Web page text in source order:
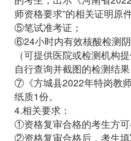
师资格要求”的相关证明原
⑤笔试准考证；
⑥24小时内有效核酸检测
（可提供医院或检测机构
自行查询并截图的检测结果
⑦《方城县2022年特岗教
纸质1份。
4.相关要求：
①资格复审合格的考生方可
②资格复审合格后，考生